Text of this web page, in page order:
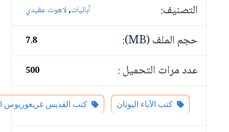
التصنيف: آبائيات,لاهوت عقيدي
حجم الملف (MB): 7.8
عدد مرات التحميل : 500
كتب الآباء اليونان كتب القديس غريغوريوس